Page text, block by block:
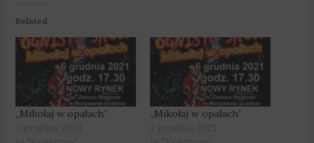
Related
„Mikołaj w opałach”
„Mikołaj w opałach”